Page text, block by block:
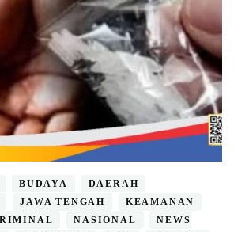
BUDAYA
DAERAH
JAWA TENGAH
KEAMANAN
NASIONAL
NEWS